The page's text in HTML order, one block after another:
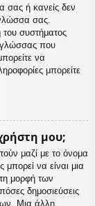
σας ή κανείς δεν
σας.
του συστήματος
γλώσσας που
να
μπορείτε
μου;
μαζί με το όνομα
να είναι μια
μορφή των
δημοσιεύσεις
Μια άλλη,